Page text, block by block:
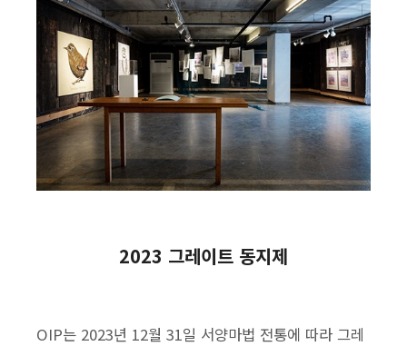
2023 그레이트 동지제
OIP는 2023년 12월 31일 서양마법 전통에 따라 그레